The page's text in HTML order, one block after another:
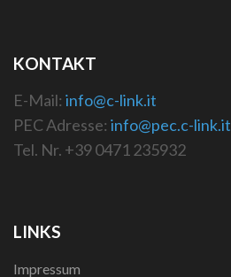
KONTAKT
E-Mail: info@c-link.it
PEC Adresse: info@pec.c-link.it
Tel. Nr. +39 0471 235932
LINKS
Impressum